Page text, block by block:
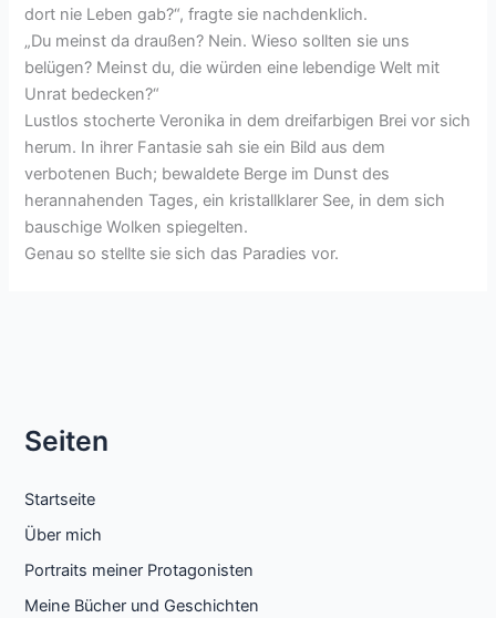
dort nie Leben gab?“, fragte sie nachdenklich.
„Du meinst da draußen? Nein. Wieso sollten sie uns
belügen? Meinst du, die würden eine lebendige Welt mit
Unrat bedecken?“
Lustlos stocherte Veronika in dem dreifarbigen Brei vor sich
herum. In ihrer Fantasie sah sie ein Bild aus dem
verbotenen Buch; bewaldete Berge im Dunst des
herannahenden Tages, ein kristallklarer See, in dem sich
bauschige Wolken spiegelten.
Genau so stellte sie sich das Paradies vor.
Seiten
Startseite
Über mich
Portraits meiner Protagonisten
Meine Bücher und Geschichten